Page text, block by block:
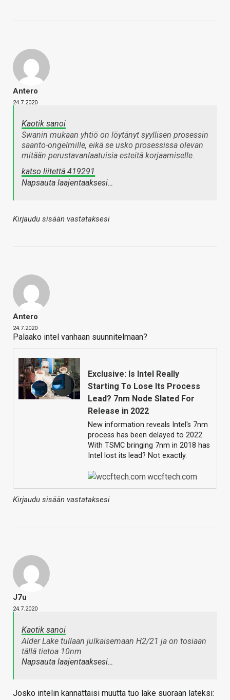
Antero
24.7.2020
Kaotik sanoi
Swanin mukaan yhtiö on löytänyt syyllisen prosessin
saanto-ongelmille, eikä se usko prosessissa olevan
mitään perustavanlaatuisia esteitä korjaamiselle.
katso liitettä 419291
Napsauta laajentaaksesi…
Kirjaudu sisään vastataksesi
Antero
24.7.2020
Palaako intel vanhaan suunnitelmaan?
Exclusive: Is Intel Really
Starting To Lose Its Process
Lead? 7nm Node Slated For
Release in 2022
New information reveals Intel's 7nm
process has been delayed to 2022.
With TSMC bringing 7nm in 2018 has
Intel lost its lead? Not exactly.
wccftech.com
Kirjaudu sisään vastataksesi
J7u
24.7.2020
Kaotik sanoi
Alder Lake tullaan julkaisemaan H2/21 ja on tosiaan
tällä tietoa 10nm
Napsauta laajentaaksesi…
Josko intelin kannattaisi muutta tuo lake suoraan lateksi: